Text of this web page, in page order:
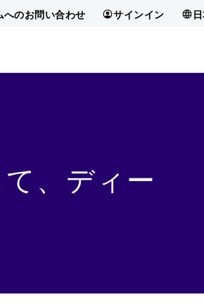
へのお問い合わせ サインイン
、ディー